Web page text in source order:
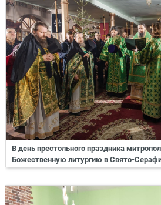
В день престольного праздника
Божественную литургию в Свято-